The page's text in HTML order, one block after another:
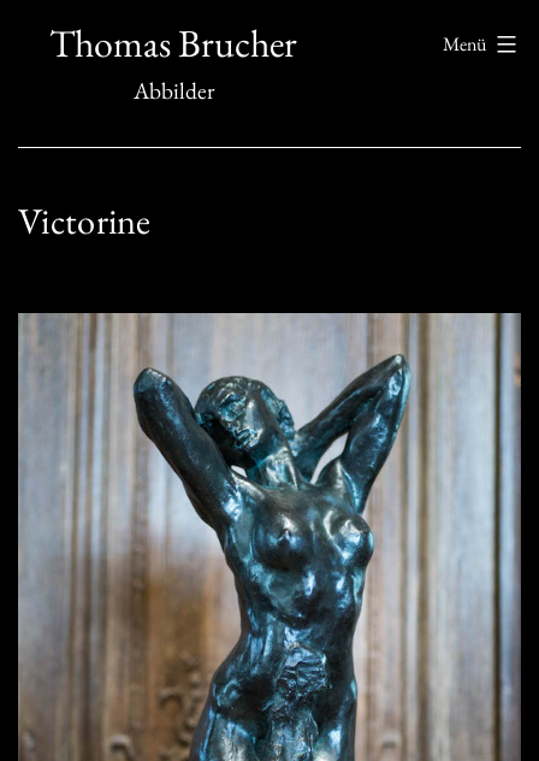
InhaltThomas Brucher
Abbilder
Menü
Victorine